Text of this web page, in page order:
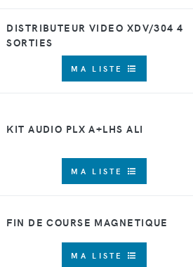
DISTRIBUTEUR VIDEO XDV/304 4
SORTIES
MA LISTE
KIT AUDIO PLX A+LHS ALI
MA LISTE
FIN DE COURSE MAGNETIQUE
MA LISTE